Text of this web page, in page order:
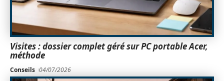
Visites : dossier complet géré sur PC portable Acer,
méthode
Conseils 04/07/2026